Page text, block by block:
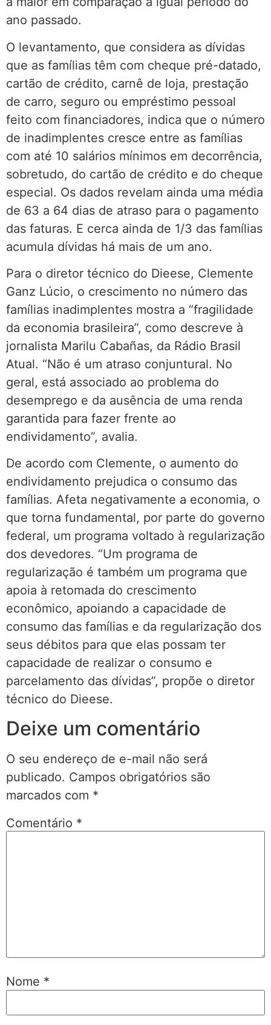
ano passado.
O levantamento, que considera as dívidas
que as famílias têm com cheque pré-datado,
cartão de crédito, carnê de loja, prestação
de carro, seguro ou empréstimo pessoal
feito com financiadores, indica que o número
de inadimplentes cresce entre as famílias
com até 10 salários mínimos em decorrência,
sobretudo, do cartão de crédito e do cheque
especial. Os dados revelam ainda uma média
de 63 a 64 dias de atraso para o pagamento
das faturas. E cerca ainda de 1/3 das famílias
acumula dívidas há mais de um ano.
Para o diretor técnico do Dieese, Clemente
Ganz Lúcio, o crescimento no número das
famílias inadimplentes mostra a “fragilidade
da economia brasileira”, como descreve à
jornalista Marilu Cabañas, da Rádio Brasil
Atual. “Não é um atraso conjuntural. No
geral, está associado ao problema do
desemprego e da ausência de uma renda
garantida para fazer frente ao
endividamento”, avalia.
De acordo com Clemente, o aumento do
endividamento prejudica o consumo das
famílias. Afeta negativamente a economia, o
que torna fundamental, por parte do governo
federal, um programa voltado à regularização
dos devedores. “Um programa de
regularização é também um programa que
apoia à retomada do crescimento
econômico, apoiando a capacidade de
consumo das famílias e da regularização dos
seus débitos para que elas possam ter
capacidade de realizar o consumo e
parcelamento das dívidas”, propõe o diretor
técnico do Dieese.
Deixe um comentário
O seu endereço de e-mail não será
publicado. Campos obrigatórios são
marcados com *
Comentário *
Nome *